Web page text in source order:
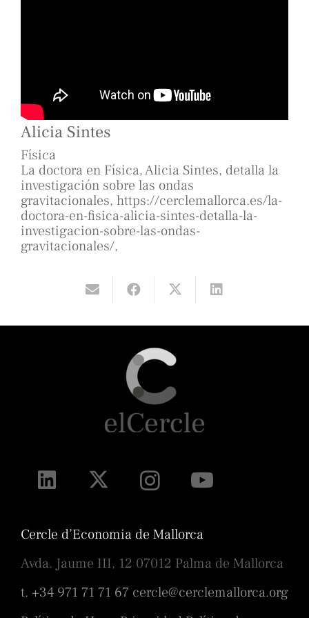
Alicia Sintes
Física
La doctora en Física, Alicia Sintes, detalla la
investigación sobre las ondas
gravitacionales, https://cerclemallorca.es/la-
doctora-en-fisica-alicia-sintes-detalla-la-
investigacion-sobre-las-ondas-
gravitacionales/,
Cercle d’Economia de Mallorca
Avda. Jaume III, 12 07012 Palma de Mallorca
t. +34 971 71 71 67 cercle@cerclemallorca.org